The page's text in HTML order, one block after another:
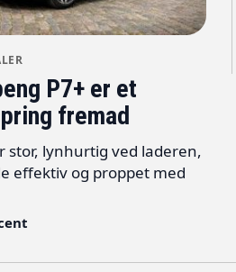
P7+ er et
fremad
stor, lynhurtig ved laderen,
effektiv og proppet med